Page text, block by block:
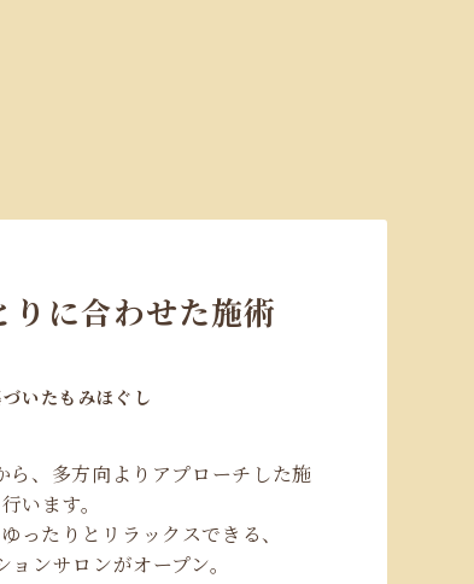
りに合わせた施術
いたもみほぐし
ら、多方向よりアプローチした施
います。
ったりとリラックスできる、
ンサロンがオープン。